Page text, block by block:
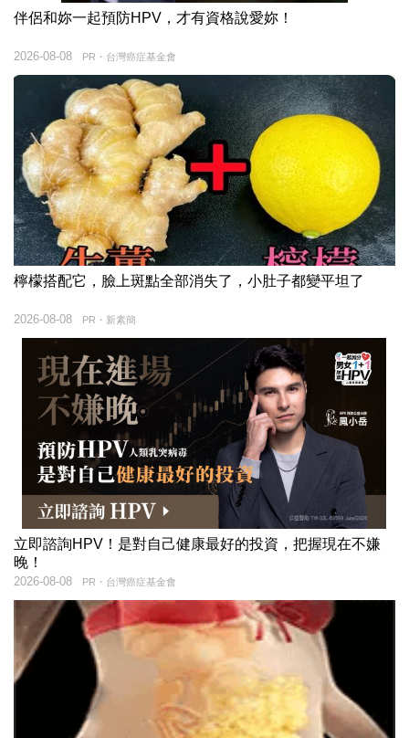
伴侶和妳一起預防HPV，才有資格說愛妳！
PR・台灣癌症基金會
2026-08-08
檸檬搭配它，臉上斑點全部消失了，小肚子都變平坦了
PR・新素簡
2026-08-08
立即諮詢HPV！是對自己健康最好的投資，把握現在不嫌
晚！
PR・台灣癌症基金會
2026-08-08